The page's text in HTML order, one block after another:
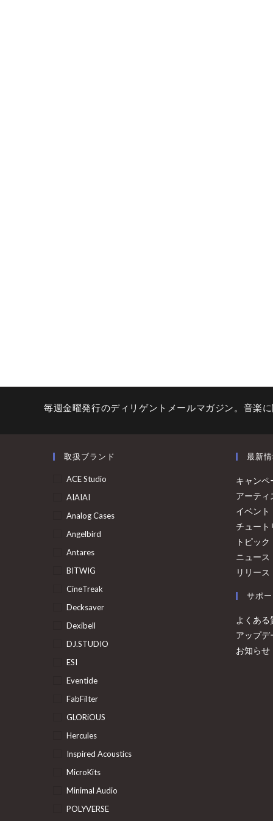
毎週金曜発行のディリゲントメールマガジン。音楽
取扱ブランド
ACE Studio
AIAIAI
Analog Cases
Angelbird
Antares
BITWIG
CineTreak
Decksaver
Dexibell
DJ.STUDIO
ESI
Eventide
FabFilter
GLORiOUS
Hercules
Inspired Acoustics
MicroKits
Minimal Audio
POLYVERSE
最新
キャンペ
アーティ
イベント
チュート
トピック
ニュース
リリース
サポ
よくある
アップデ
お知らせ